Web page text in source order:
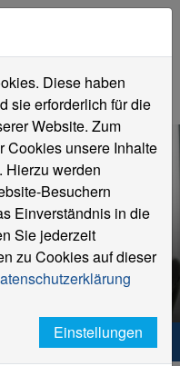
(B.A.)
Dein Weg.
Diese haben
sie erforderlich für die
Website. Zum
Cookies unsere Inhalte
Hierzu werden
Besuchern
Einverständnis in die
Sie jederzeit
zu Cookies auf dieser
Einstellungen